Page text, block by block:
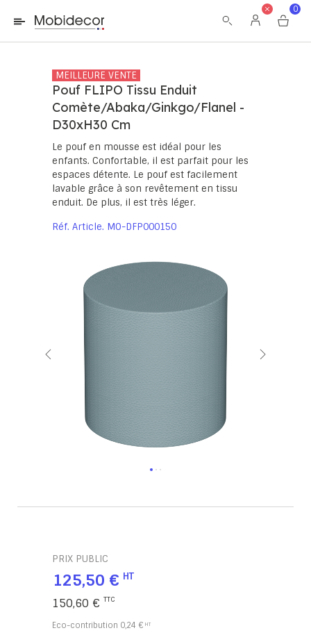
La boutique ne fonctionnera pas correctement dans le cas où
les cookies sont désactivés.
0
MEILLEURE VENTE
Pouf FLIPO Tissu Enduit
Comète/Abaka/Ginkgo/Flanel -
D30xH30 Cm
Le pouf en mousse est idéal pour les
enfants. Confortable, il est parfait pour les
espaces détente. Le pouf est facilement
lavable grâce à son revêtement en tissu
enduit. De plus, il est très léger.
Réf. Article MO-DFP000150
PRIX PUBLIC
125,50 €
150,60 €
Eco-contribution 0,24 €